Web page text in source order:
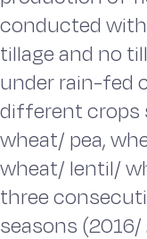
conducted
tillage and no
under rain-fed
different crops
wheat/ pea,
wheat/ lentil/
three
seasons (2016/